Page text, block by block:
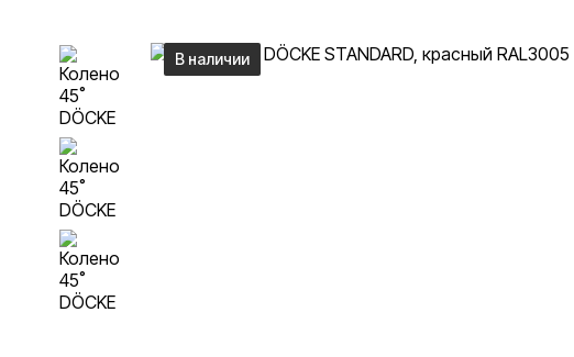
В наличии